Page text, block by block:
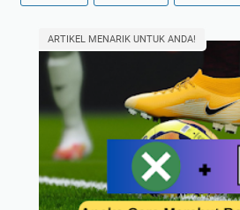
ARTIKEL MENARIK UNTUK ANDA!